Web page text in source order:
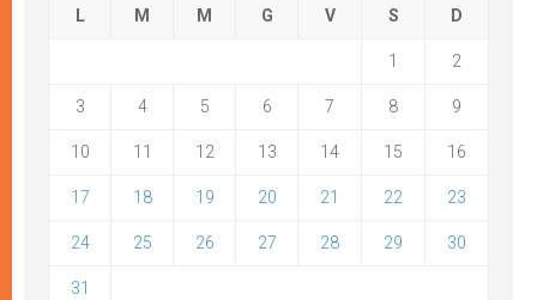
L M M G V S D
1 2
3 4 5 6 7 8 9
10 11 12 13 14 15 16
17 18 19 20 21 22 23
24 25 26 27 28 29 30
31